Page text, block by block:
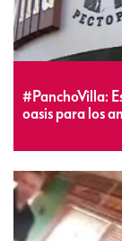
#PanchoVilla:
oasis para los